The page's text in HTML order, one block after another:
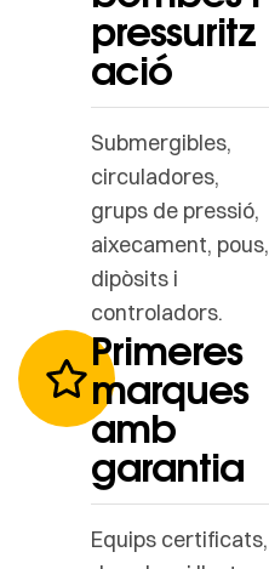
pressuritz
ació
Submergibles,
circuladores,
grups de pressió,
aixecament, pous,
dipòsits i
controladors.
Primeres
marques
amb
garantia
Equips certificats,